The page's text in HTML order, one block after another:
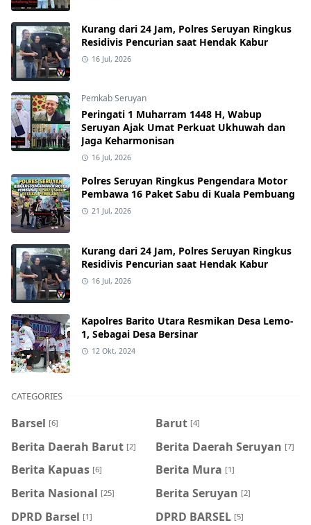
Kurang dari 24 Jam, Polres Seruyan Ringkus
Residivis Pencurian saat Hendak Kabur
16 Jul, 2026
Pemkab Seruyan
Peringati 1 Muharram 1448 H, Wabup
Seruyan Ajak Umat Perkuat Ukhuwah dan
Jaga Keharmonisan
16 Jul, 2026
Polres Seruyan Ringkus Pengendara Motor
Pembawa 16 Paket Sabu di Kuala Pembuang
21 Jul, 2026
Kurang dari 24 Jam, Polres Seruyan Ringkus
Residivis Pencurian saat Hendak Kabur
16 Jul, 2026
Kapolres Barito Utara Resmikan Desa Lemo-
1, Sebagai Desa Bersinar
12 Okt, 2024
CATEGORIES
Barsel [6] Barut [4]
Berita Daerah Barut [2] Berita Daerah Seruyan [7]
Berita Kapuas [6] Berita Mura [1]
Berita Nasional [25] Berita Seruyan [2]
DPRD Barsel [1] DPRD BARSEL [5]